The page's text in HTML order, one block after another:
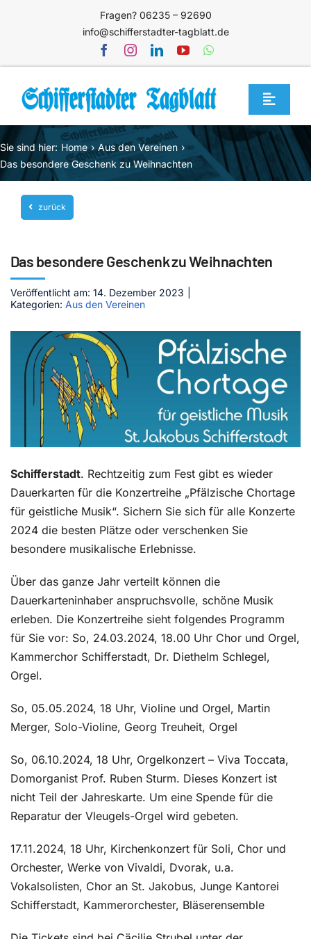
Fragen? 06235 – 92690
info@schifferstadter-tagblatt.de
Toggle
Home
Themen
Blog
Unternehmen
Mediathek
Jetzt abonnieren
Kontakt
Sie sind hier: Home
Aus den Vereinen
Das besondere Geschenk zu Weihnachten
zurück
Das besondere Geschenk zu Weihnachten
Veröffentlicht am: 14. Dezember 2023
Kategorien: Aus den Vereinen
Schifferstadt. Rechtzeitig zum Fest gibt es wieder
Dauerkarten für die Konzertreihe „Pfälzische Chortage
für geistliche Musik“. Sichern Sie sich für alle Konzerte
2024 die besten Plätze oder verschenken Sie
besondere musikalische Erlebnisse.
Über das ganze Jahr verteilt können die
Dauerkarteninhaber anspruchsvolle, schöne Musik
erleben. Die Konzertreihe sieht folgendes Programm
für Sie vor: So, 24.03.2024, 18.00 Uhr Chor und Orgel,
Kammerchor Schifferstadt, Dr. Diethelm Schlegel,
Orgel.
So, 05.05.2024, 18 Uhr, Violine und Orgel, Martin
Merger, Solo-Violine, Georg Treuheit, Orgel
So, 06.10.2024, 18 Uhr, Orgelkonzert – Viva Toccata,
Domorganist Prof. Ruben Sturm. Dieses Konzert ist
nicht Teil der Jahreskarte. Um eine Spende für die
Reparatur der Vleugels-Orgel wird gebeten.
17.11.2024, 18 Uhr, Kirchenkonzert für Soli, Chor und
Orchester, Werke von Vivaldi, Dvorak, u.a.
Vokalsolisten, Chor an St. Jakobus, Junge Kantorei
Schifferstadt, Kammerorchester, Bläserensemble